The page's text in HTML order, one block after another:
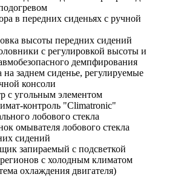
в передних сиденьях с ручной
высоты передних сидений
с регулировкой высоты и
демпфирования
на заднем сиденье, регулируемые
консоли
с угольным элементом
контроль "Climatronic"
лобового стекла
омывателя лобового стекла
сидений
запираемый с подсветкой
с холодным климатом
охлаждения двигателя)